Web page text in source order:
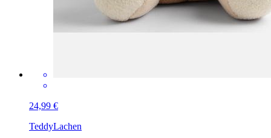
24,99 €
TeddyLachen